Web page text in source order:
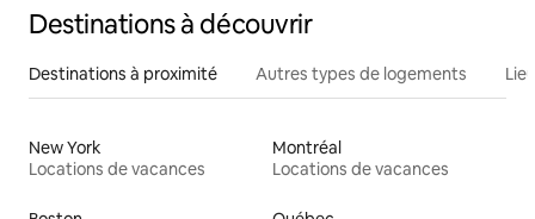
Destinations à découvrir
Destinations à proximité Autres types de logements
New York
Locations de vacances
Montréal
Locations de vacances